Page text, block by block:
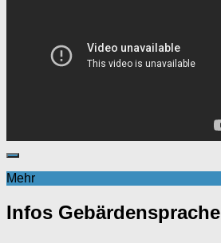
Mehr
Infos Gebärdensprache